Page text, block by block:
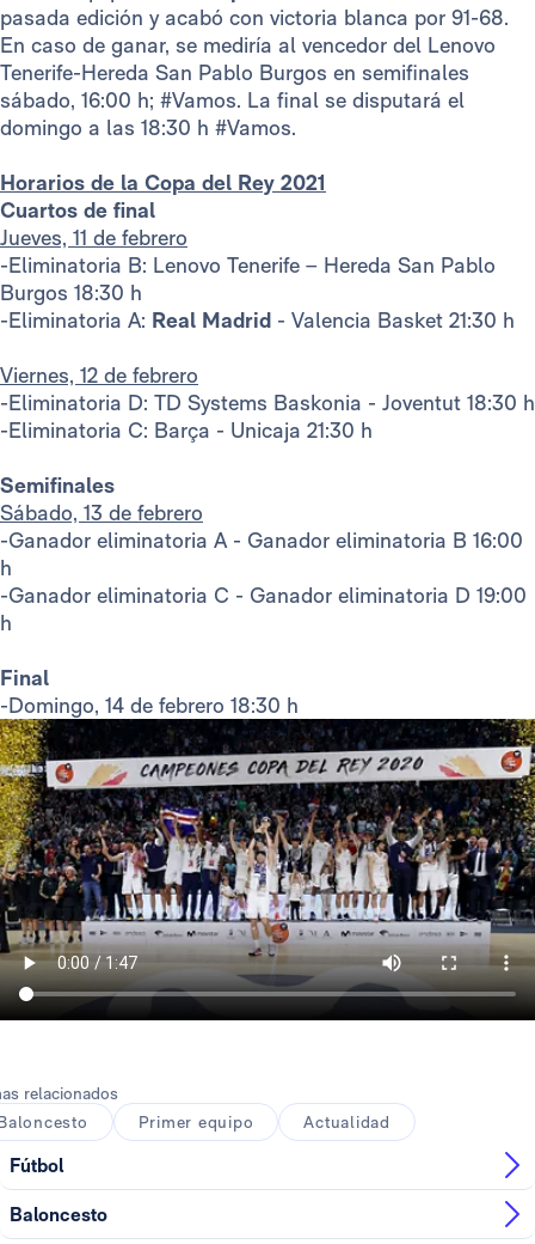
pasada edición y acabó con victoria blanca por 91-68.
En caso de ganar, se mediría al vencedor del Lenovo
Tenerife-Hereda San Pablo Burgos en semifinales
sábado, 16:00 h; #Vamos. La final se disputará el
domingo a las 18:30 h #Vamos.
Horarios de la Copa del Rey 2021
Cuartos de final
Jueves, 11 de febrero
-Eliminatoria B: Lenovo Tenerife – Hereda San Pablo
Burgos 18:30 h
-Eliminatoria A: Real Madrid - Valencia Basket 21:30 h
Viernes, 12 de febrero
-Eliminatoria D: TD Systems Baskonia - Joventut 18:30 h
-Eliminatoria C: Barça - Unicaja 21:30 h
Semifinales
Sábado, 13 de febrero
-Ganador eliminatoria A - Ganador eliminatoria B 16:00
h
-Ganador eliminatoria C - Ganador eliminatoria D 19:00
h
Final
-Domingo, 14 de febrero 18:30 h
relacionados
Primer equipo Actualidad
Fútbol
Baloncesto